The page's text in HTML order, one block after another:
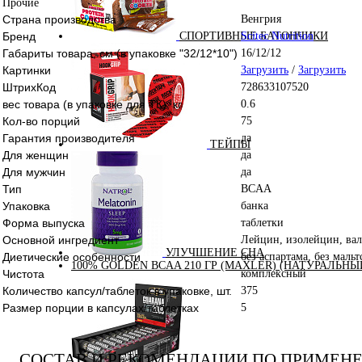
СПОРТИВНЫЕ БАТОНЧИКИ
ТЕЙПЫ
УЛУЧШЕНИЕ СНА
100% GOLDEN BCAA 210 ГР (MAXLER)
Прочие
Страна производства Венгрия
Бренд Scitec Nutrition
Габариты товара, см (в упаковке "32/12*10") 16/12/12
Картинки Загрузить / Загрузить
ШтрихКод 728633107520
вес товара (в упаковке для ТК), кг 0.6
Кол-во порций 75
Гарантия производителя да
Для женщин да
Для мужчин да
Тип BCAA
Упаковка банка
Форма выпуска таблетки
Основной ингредиент Лейцин, изолейцин,
Диетические особенности без аспартама, без
Чистота комплексный
Количество капсул/таблеток в упаковке, шт. 375
Размер порции в капсулах/таблетках 5